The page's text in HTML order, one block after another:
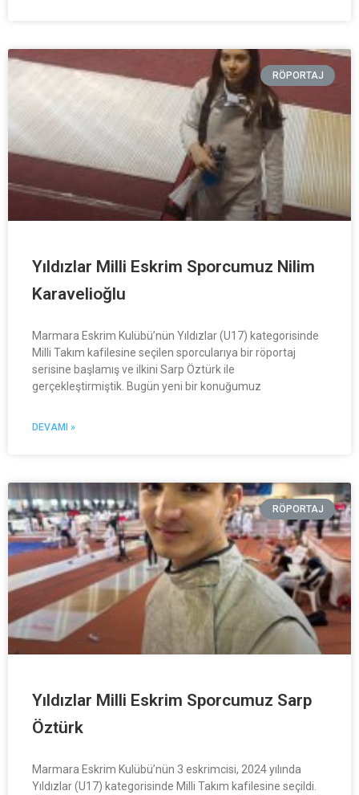
RÖPORTAJ
Yıldızlar Milli Eskrim Sporcumuz Nilim
Karavelioğlu
Marmara Eskrim Kulübü’nün Yıldızlar (U17) kategorisinde
Milli Takım kafilesine seçilen sporcularıya bir röportaj
serisine başlamış ve ilkini Sarp Öztürk ile
gerçekleştirmiştik. Bugün yeni bir konuğumuz
DEVAMI »
RÖPORTAJ
Yıldızlar Milli Eskrim Sporcumuz Sarp
Öztürk
Marmara Eskrim Kulübü’nün 3 eskrimcisi, 2024 yılında
Yıldızlar (U17) kategorisinde Milli Takım kafilesine seçildi.